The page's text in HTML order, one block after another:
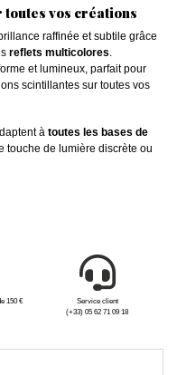
vos créations
raffinée et subtile grâce
reflets multicolores.
et lumineux, parfait pour
scintillantes sur toutes vos
à toutes les bases de
touche de lumière discrète ou
150 €
Service client
(+33) 05 62 71 09 18